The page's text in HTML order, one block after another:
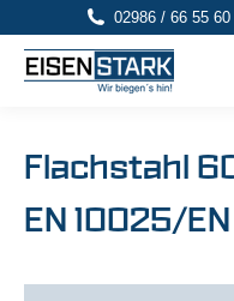
02986 / 66 55 60
Flachstahl
EN 10025/